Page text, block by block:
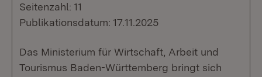
Seitenzahl: 11
Publikationsdatum: 17.11.2025
Das Ministerium für Wirtschaft, Arbeit und
Tourismus Baden-Württemberg bringt sich